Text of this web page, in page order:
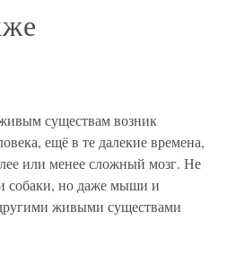
существам возник
ещё в те далекие времена,
или менее сложный мозг. Не
собаки, но даже мыши и
живыми существами